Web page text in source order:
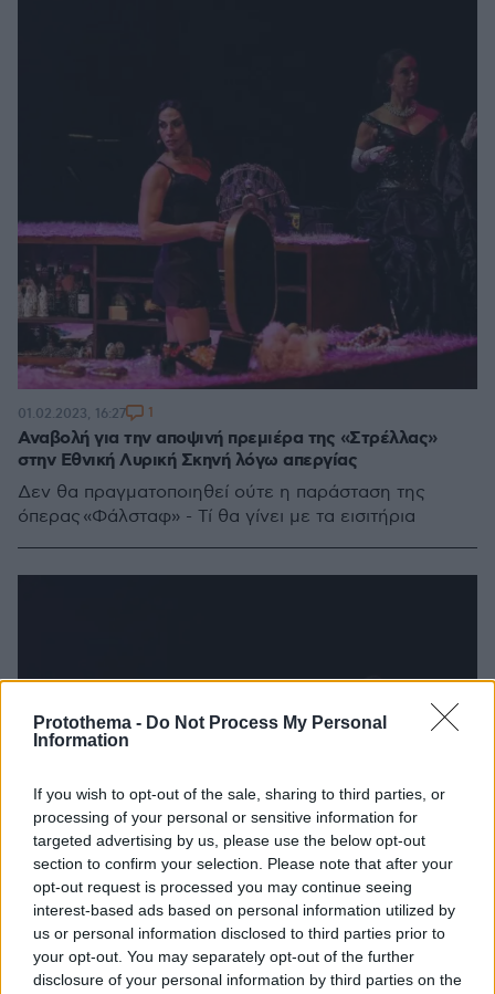
Protothema - Do Not Process My Personal
Information
If you wish to opt-out of the sale, sharing to third parties, or
processing of your personal or sensitive information for
targeted advertising by us, please use the below opt-out
section to confirm your selection. Please note that after your
opt-out request is processed you may continue seeing
interest-based ads based on personal information utilized by
us or personal information disclosed to third parties prior to
your opt-out. You may separately opt-out of the further
disclosure of your personal information by third parties on the
Αναβολή για την αποψινή πρεμιέρα της «Στρέλλας»
στην Εθνική Λυρική Σκηνή λόγω απεργίας
Δεν θα πραγματοποιηθεί ούτε η παράσταση της
όπερας «Φάλσταφ» - Τί θα γίνει με τα εισιτήρια
01.02.2023, 16:27 1